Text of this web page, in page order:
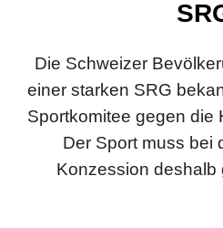
Die Schweizer
einer starken SRG
Sportkomitee gegen die
Der Sport muss bei
Konzession deshalb